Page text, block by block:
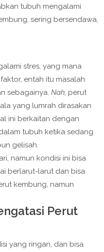
tubuh mengalami
sering bersendawa,
stres, yang mana
entah itu masalah
sebagainya. Nah, perut
yang lumrah dirasakan
ini berkaitan dengan
tubuh ketika sedang
gelisah.
namun kondisi ini bisa
berlarut-larut dan bisa
kembung, namun
Perut
yang ringan, dan bisa